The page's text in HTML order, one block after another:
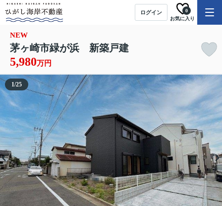
ログイン
お気に入り
0
NEW
茅ヶ崎市緑が浜 新築戸建
5,980万円
1/25